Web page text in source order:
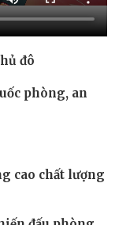
đô
phòng, an
cao chất lượng